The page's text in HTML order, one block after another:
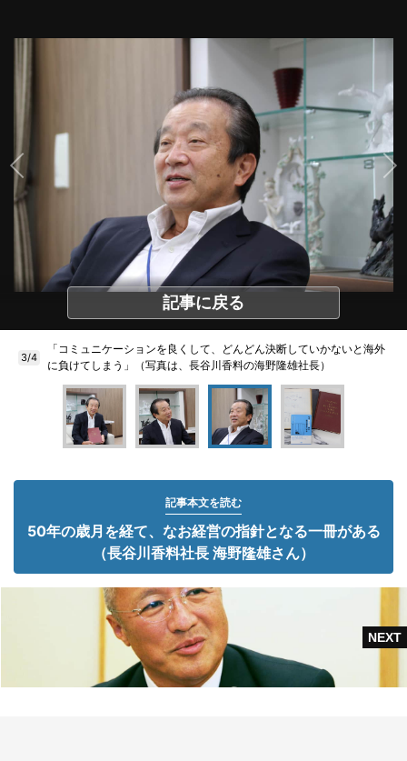
記事に戻る
3/4
「コミュニケーションを良くして、どんどん決断していかないと海外
に負けてしまう」（写真は、長谷川香料の海野隆雄社長）
記事本文を読む
50年の歳月を経て、なお経営の指針となる一冊がある
（長谷川香料社長 海野隆雄さん）